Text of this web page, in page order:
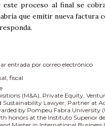
este proceso al final se
que emitir nueva factura
entrada por correo electrónico
fiscal
(M&A), Private Equity,
Sustainability Lawyer, Partner at
by Pompeu Fabra University
honors at the Instituto Superior